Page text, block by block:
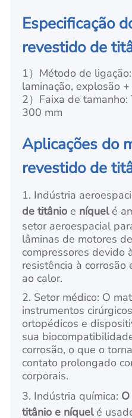
Especificação
revestido de
1）Método de
laminação, explosão
2）Faixa de
300 mm
Aplicações do
revestido de
1. Indústria
de titânio e níquelé
setor aeroespacial
lâminas de motores
compressores devido
resistência à corrosão
ao calor.
2. Setor médico: O
instrumentos
ortopédicos e
sua
corrosão, o que o
contato prolongado
corporais.
3. Indústria química:
titânio e níquelé